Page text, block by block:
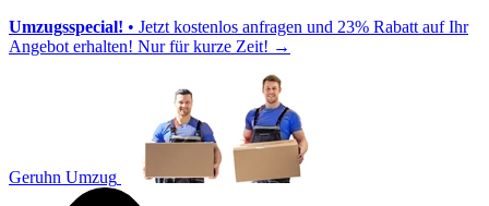
Umzugsspecial! • Jetzt kostenlos anfragen und 23% Rabatt auf Ihr
Angebot erhalten! Nur für kurze Zeit! →
Geruhn Umzug